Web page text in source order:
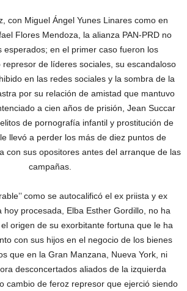
con Miguel Ángel Yunes Linares como en
Flores Mendoza, la alianza PAN-PRD no
esperados; en el primer caso fueron los
de líderes sociales, su escandaloso
en las redes sociales y la sombra de la
por su relación de amistad que mantuvo
a cien años de prisión, Jean Succar
de pornografía infantil y prostitución de
llevó a perder los más de diez puntos de
con sus opositores antes del arranque de las
campañas.
como se autocalificó el ex priista y ex
hoy procesada, Elba Esther Gordillo, no ha
origen de su exorbitante fortuna que le ha
con sus hijos en el negocio de los bienes
que en la Gran Manzana, Nueva York, ni
desconcertados aliados de la izquierda
cambio de feroz represor que ejerció siendo